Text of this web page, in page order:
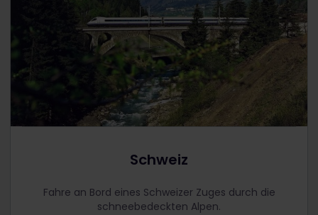
Schweiz
Fahre an Bord eines Schweizer Zuges durch die
schneebedeckten Alpen.